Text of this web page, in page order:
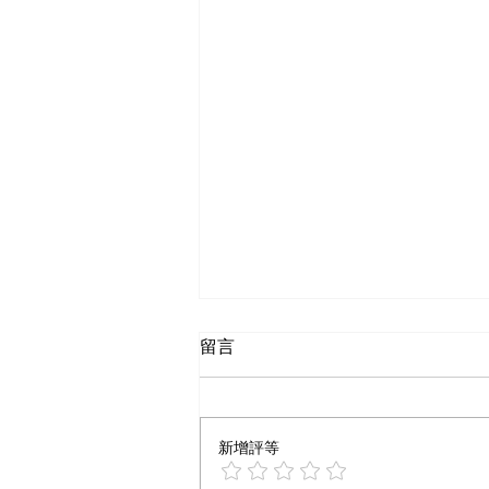
留言
新增評等